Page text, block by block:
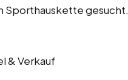
Sporthauskette gesucht.
& Verkauf